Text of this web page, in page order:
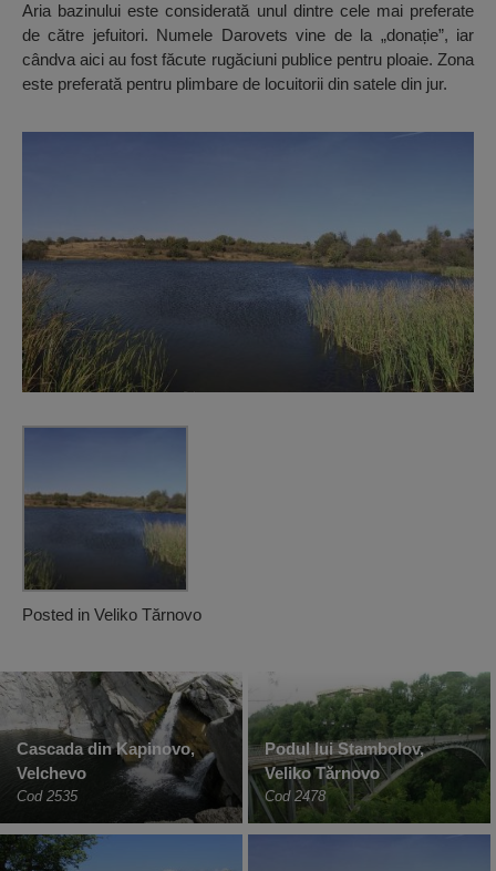
Aria bazinului este considerată unul dintre cele mai preferate
de către jefuitori. Numele Darovets vine de la „donație”, iar
cândva aici au fost făcute rugăciuni publice pentru ploaie. Zona
este preferată pentru plimbare de locuitorii din satele din jur.
Posted in Veliko Tărnovo
Cascada din Kapinovo,
Velchevo
Cod 2535
Podul lui Stambolov,
Veliko Tărnovo
Cod 2478